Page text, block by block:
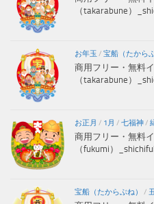
（takarabune）
お年玉 / 宝船（たから
商用フリー・無料
（takarabune）
お正月 / 1月 / 七福神/
商用フリー・無料
（fukumi）
宝船（たからぶね） /